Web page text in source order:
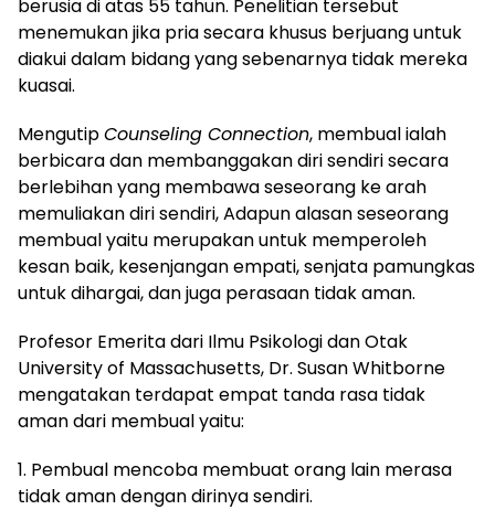
berusia di atas 55 tahun. Penelitian tersebut
menemukan jika pria secara khusus berjuang untuk
diakui dalam bidang yang sebenarnya tidak mereka
kuasai.
MengutipCounseling Connection, membual ialah
berbicara dan membanggakan diri sendiri secara
berlebihan yang membawa seseorang ke arah
memuliakan diri sendiri, Adapun alasan seseorang
membual yaitu merupakan untuk memperoleh
kesan baik, kesenjangan empati, senjata pamungkas
untuk dihargai, dan juga perasaan tidak aman.
Profesor Emerita dari Ilmu Psikologi dan Otak
University of Massachusetts, Dr. Susan Whitborne
mengatakan terdapat empat tanda rasa tidak
aman dari membual yaitu:
1. Pembual mencoba membuat orang lain merasa
tidak aman dengan dirinya sendiri.